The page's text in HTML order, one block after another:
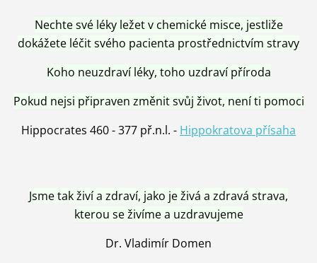
Nechte své léky ležet v chemické misce, jestliže
dokážete léčit svého pacienta prostřednictvím stravy
Koho neuzdraví léky, toho uzdraví příroda
Pokud nejsi připraven změnit svůj život, není ti pomoci
Hippocrates 460 - 377 př.n.l. - Hippokratova přísaha
Jsme tak živí a zdraví, jako je živá a zdravá strava,
kterou se živíme a uzdravujeme
Dr. Vladimír Domen